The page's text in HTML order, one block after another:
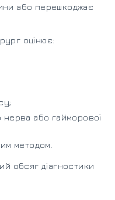
або перешкоджає
оцінює:
нерва або гайморової
методом.
обсяг діагностики